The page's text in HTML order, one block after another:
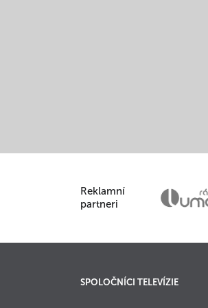
Reklamní
partneri
SPOLOČNÍCI TELEVÍZIE